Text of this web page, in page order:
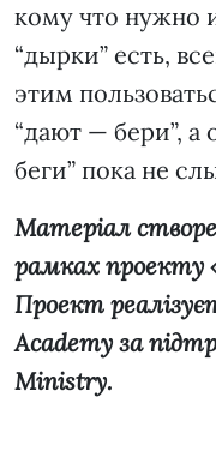
кому что нужно
“дырки” есть,
этим
“дают — бери”, а
беги” пока не
Матеріал
рамках проекту
Проект
Academy за
Ministry.